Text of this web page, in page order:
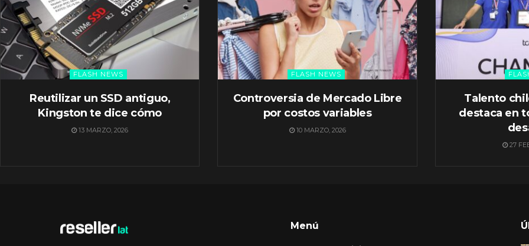
FLASH NEWS
Reutilizar un SSD antiguo,
Kingston te dice cómo
13 MARZO, 2026
FLASH NEWS
Controversia de Mercado Libre
por costos variables
10 MARZO, 2026
Talento
destaca en
27
Menú